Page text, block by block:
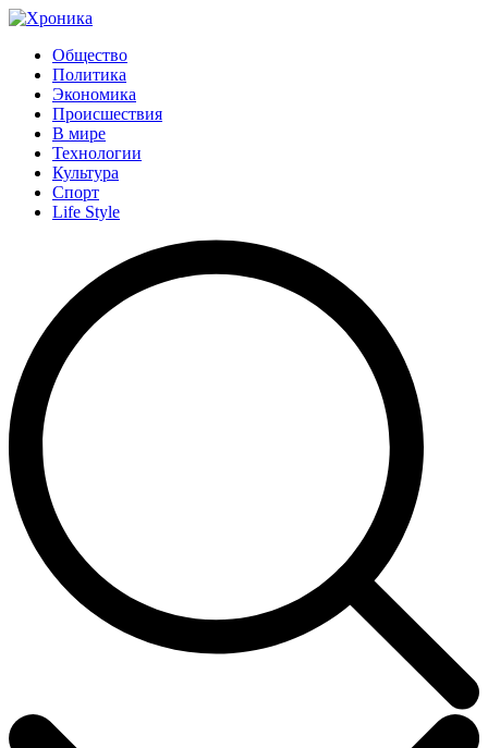
Общество
Политика
Экономика
Происшествия
В мире
Технологии
Культура
Спорт
Life Style